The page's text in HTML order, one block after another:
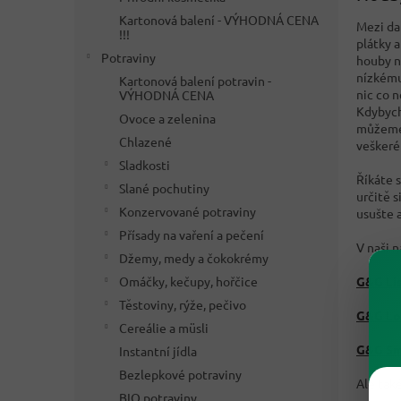
Kartonová balení - VÝHODNÁ CENA
!!!
Potraviny
Kartonová balení potravin -
VÝHODNÁ CENA
Ovoce a zelenina
Chlazené
Sladkosti
Slané pochutiny
Konzervované potraviny
Přísady na vaření a pečení
Džemy, medy a čokokrémy
Omáčky, kečupy, hořčice
Těstoviny, rýže, pečivo
Cereálie a müsli
Instantní jídla
Bezlepkové potraviny
BIO potraviny
Mezi
plátky
houby
nic co
Říkáte
určitě
usušte
V naši
G&G
G&G
G&G
Ale